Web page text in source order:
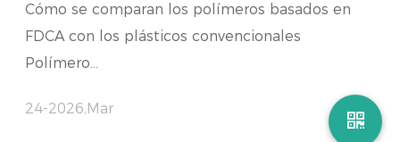
Cómo se comparan los polímeros basados en
FDCA con los plásticos convencionales
Polímero...
24-2026,Mar